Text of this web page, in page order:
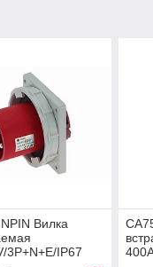
Вилка
3P+N+E/IP67